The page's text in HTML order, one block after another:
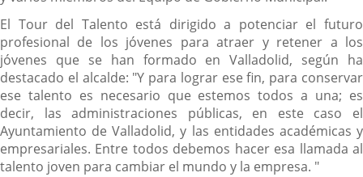
El Tour del Talento está dirigido a potenciar el futuro
profesional de los jóvenes para atraer y retener a los
jóvenes que se han formado en Valladolid, según ha
destacado el alcalde: "Y para lograr ese fin, para conservar
ese talento es necesario que estemos todos a una; es
decir, las administraciones públicas, en este caso el
Ayuntamiento de Valladolid, y las entidades académicas y
empresariales. Entre todos debemos hacer esa llamada al
talento joven para cambiar el mundo y la empresa. "